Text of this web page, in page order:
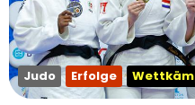
Judo Erfolge